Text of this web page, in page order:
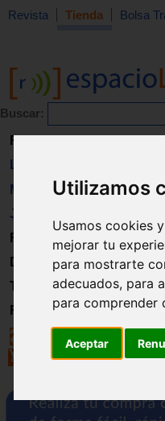
Utilizamos
Usamos cookies
mejorar tu
para mostrarte
adecuados, para
para comprender
Aceptar
Revista Tienda Bolsa
Buscar:
Revista
Libros
Material
Juguetes
Formación
Directorio
Trabajo
Registro